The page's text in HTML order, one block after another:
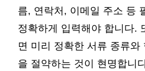
름, 연락처, 이메일 주소 등
정확하게 입력해야 합니다.
면 미리 정확한 서류 종류와
을 절약하는 것이 현명합니